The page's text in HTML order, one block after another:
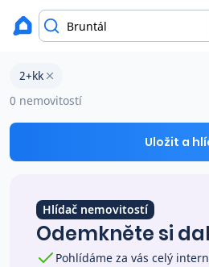
Prodat
Prodej s Reas.cz
Ceny prodaných
okres Bruntál
Byty 2+kk na prodej Bruntál
2+kk
0 nemovitostí
Uložit a
Hlídač nemovitostí
Odemkněte si
Pohlídáme za vás celý